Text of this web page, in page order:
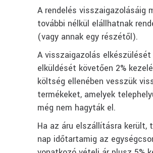
A rendelés visszaigazolásáig
további nélkül elállhatnak
(vagy annak egy részétől).
A visszaigazolás elkészülését
elküldését követően 2%
költség ellenében vesszük
termékeket, amelyek
még nem hagyták el.
Ha az áru elszállításra került,
nap időtartamig az